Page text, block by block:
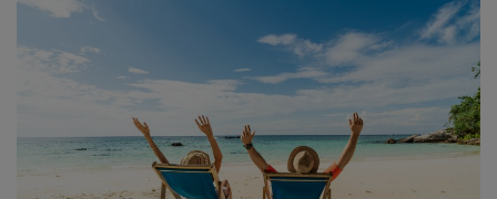
RADIO ACADEMY
CONTUL MEU